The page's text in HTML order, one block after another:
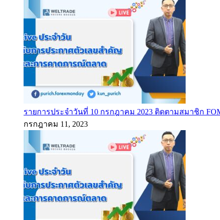
รายการประจำวันที่ 10 กรกฎาคม 2023 ติดตามสมาชิก
กรกฎาคม 11, 2023